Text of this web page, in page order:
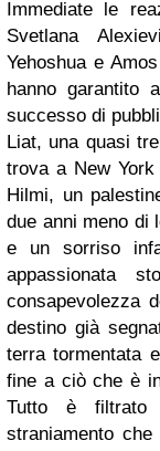
Immediate le
Svetlana
Yehoshua e
hanno garantito
successo di
Liat, una quasi
trova a New
Hilmi, un
due anni meno di
e un sorriso
appassionata
consapevolezza
destino già
terra tormentata
fine a ciò che è
Tutto è
straniamento